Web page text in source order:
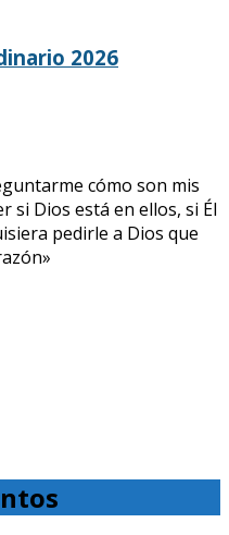
2026
cómo son mis
si Dios está en ellos, si Él
pedirle a Dios que